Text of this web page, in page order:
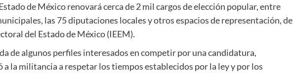
de México renovará cerca de 2 mil cargos de elección popular, entre
las 75 diputaciones locales y otros espacios de representación, de
del Estado de México (IEEM).
de algunos perfiles interesados en competir por una candidatura,
la militancia a respetar los tiempos establecidos por la ley y por los